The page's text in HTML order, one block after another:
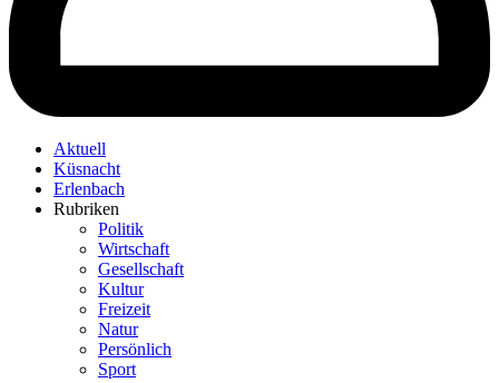
Aktuell
Küsnacht
Erlenbach
Rubriken
Politik
Wirtschaft
Gesellschaft
Kultur
Freizeit
Natur
Persönlich
Sport